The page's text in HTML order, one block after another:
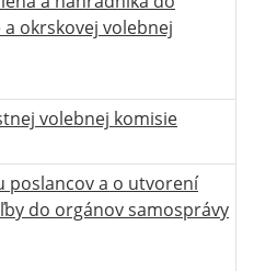
okrskovej volebnej
volebnej komisie
poslancov a o utvorení
do orgánov samosprávy